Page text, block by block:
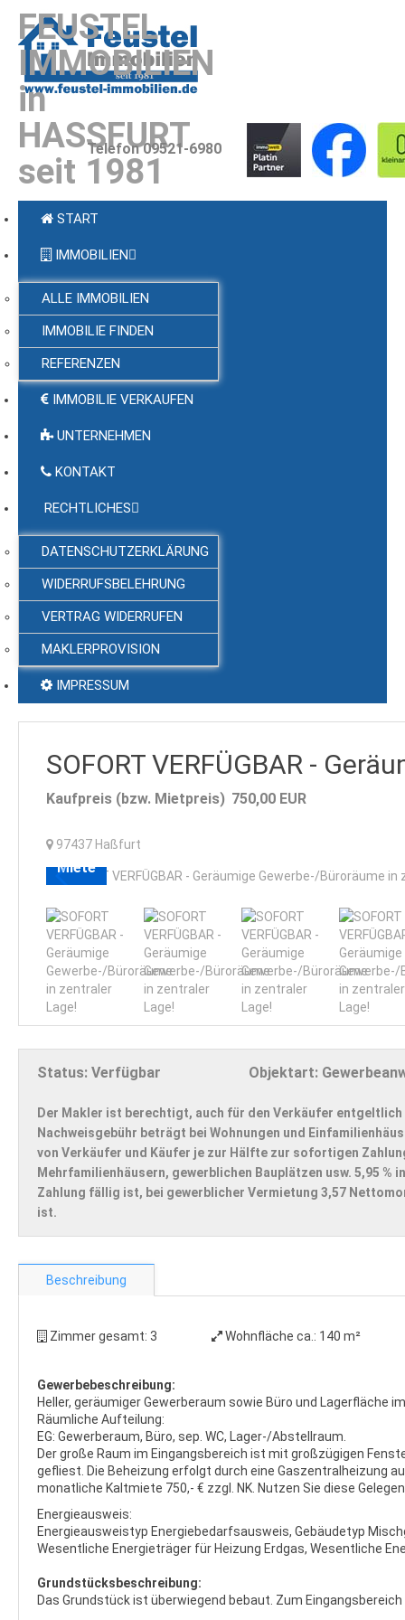
FEUSTEL
IMMOBILIEN
in
HASSFURT
seit 1981
Telefon 09521-6980
START
IMMOBILIEN
ALLE IMMOBILIEN
IMMOBILIE FINDEN
REFERENZEN
IMMOBILIE VERKAUFEN
UNTERNEHMEN
KONTAKT
RECHTLICHES
DATENSCHUTZERKLÄRUNG
WIDERRUFSBELEHRUNG
VERTRAG WIDERRUFEN
MAKLERPROVISION
IMPRESSUM
SOFORT VERFÜGBAR -
Kaufpreis (bzw. Mietpreis) 750,00 EUR
97437 Haßfurt
Miete
Status: Verfügbar Objektart:
Der Makler ist berechtigt, auch für den Verkäufer
Nachweisgebühr beträgt bei Wohnungen und
von Verkäufer und Käufer je zur Hälfte zur sofortigen
Mehrfamilienhäusern, gewerblichen Bauplätzen usw. 5,95
Zahlung fällig ist, bei gewerblicher Vermietung 3,57
ist.
Beschreibung
Zimmer gesamt: 3 Wohnfläche ca.: 140 m²
Gewerbebeschreibung:
Heller, geräumiger Gewerberaum sowie Büro und Lagerfläche
Räumliche Aufteilung:
EG: Gewerberaum, Büro, sep. WC, Lager-/Abstellraum.
Der große Raum im Eingangsbereich ist mit großzügigen
gefliest. Die Beheizung erfolgt durch eine Gaszentralheizung
monatliche Kaltmiete 750,- € zzgl. NK. Nutzen Sie diese
Energieausweis:
Energieausweistyp Energiebedarfsausweis, Gebäudetyp
Wesentliche Energieträger für Heizung Erdgas, Wesentliche
Grundstücksbeschreibung:
Das Grundstück ist überwiegend bebaut. Zum